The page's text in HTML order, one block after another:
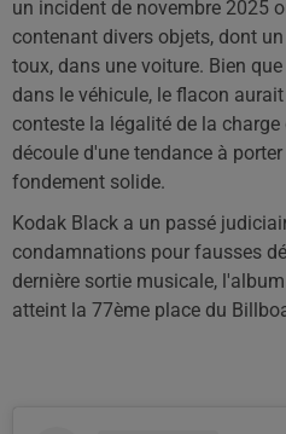
un incident de novembre 2025
contenant divers objets, dont
toux, dans une voiture. Bien
dans le véhicule, le flacon
conteste la légalité de la
découle d'une tendance à
fondement solide.
Kodak Black a un passé
condamnations pour fausses
dernière sortie musicale,
atteint la 77ème place du